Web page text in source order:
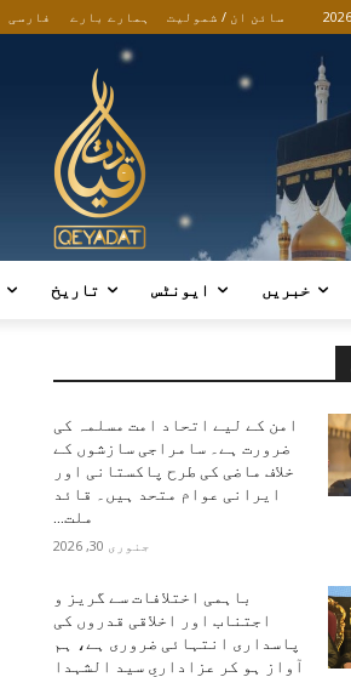
سائن ان / شمولیت فارسی ہمارے بارے
خبریں ایونٹس تاریخ
امن کے لیے اتحاد امت مسلمہ کی
ضرورت ہے۔ سامراجی سازشوں کے
خلاف ماضی کی طرح پاکستانی اور
ایرانی عوام متحد ہیں۔ قائد
ملت...
جنوری 30, 2026
باہمی اختلافات سے گریز و
اجتناب اور اخلاقی قدروں کی
پاسداری انتہائی ضروری ہے، ہم
آواز ہو کر عزاداریِ سید الشہدا